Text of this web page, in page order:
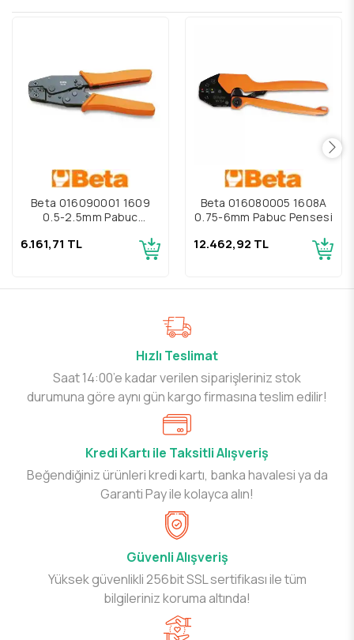
Beta 016090001 1609
0,5-2,5mm Pabuç
6.161,71 TL
Beta 016080005 1608A
0,75-6mm Pabuç Pensesi
12.462,92 TL
Hızlı Teslimat
Saat 14:00’e kadar verilen siparişleriniz stok
durumuna göre aynı gün kargo firmasına teslim edilir!
Kredi Kartı ile Taksitli Alışveriş
Beğendiğiniz ürünleri kredi kartı, banka havalesi ya da
Garanti Pay ile kolayca alın!
Güvenli Alışveriş
Yüksek güvenlikli 256bit SSL sertifikası ile tüm
bilgileriniz koruma altında!